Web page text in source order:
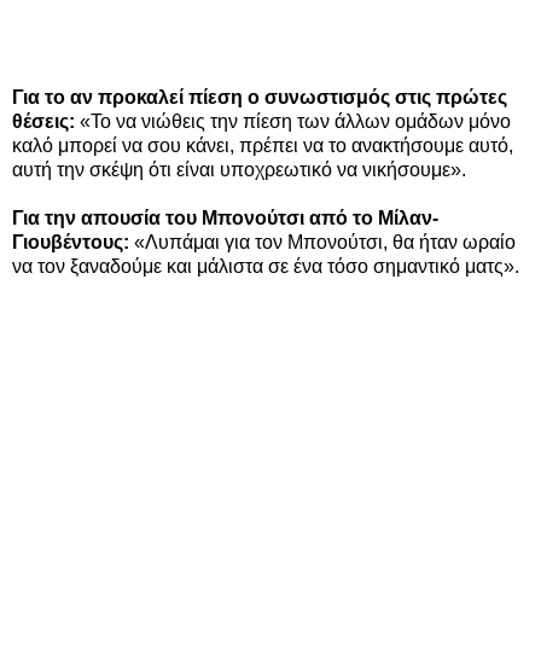
Για το αν προκαλεί πίεση ο συνωστισμός στις πρώτες
θέσεις: «Το να νιώθεις την πίεση των άλλων ομάδων μόνο
καλό μπορεί να σου κάνει, πρέπει να το ανακτήσουμε αυτό,
αυτή την σκέψη ότι είναι υποχρεωτικό να νικήσουμε».
Για την απουσία του Μπονούτσι από το Μίλαν-
Γιουβέντους: «Λυπάμαι για τον Μπονούτσι, θα ήταν ωραίο
να τον ξαναδούμε και μάλιστα σε ένα τόσο σημαντικό ματς».